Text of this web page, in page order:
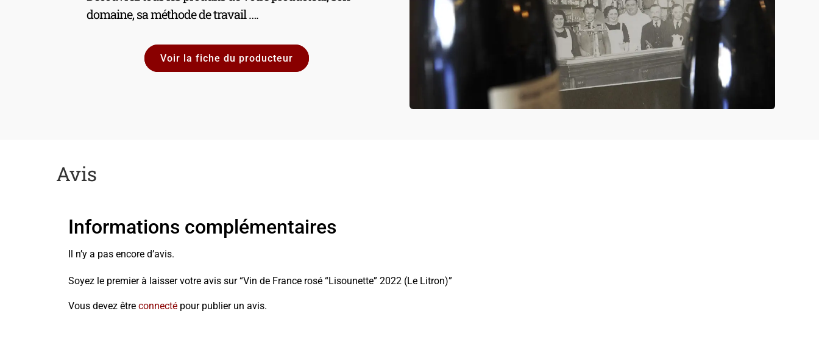
domaine, sa méthode de travail ….
Avis
Informations complémentaires
Il n’y a pas encore d’avis.
Soyez le premier à laisser votre avis sur “Vin de France rosé “Lisounette” 2022 (Le Litron)”
Vous devez être connecté pour publier un avis.